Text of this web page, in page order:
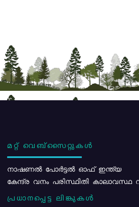
മറ്റ് വെബ്സൈറ്റുകൾ
നാഷണൽ പോർട്ടൽ ഓഫ് ഇന്ത്യ
കേന്ദ്ര വനം പരിസ്ഥിതി കാലാവസ്ഥ
പ്രധാനപ്പെട്ട ലിങ്കുകൾ